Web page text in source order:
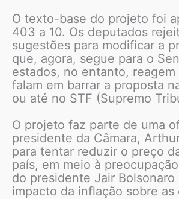
O texto-base do projeto foi
403 a 10. Os deputados
sugestões para modificar a
que, agora, segue para o
estados, no entanto,
falam em barrar a proposta
ou até no STF (Supremo
O projeto faz parte de uma
presidente da Câmara,
para tentar reduzir o preço
país, em meio à
do presidente Jair Bolsonaro
impacto da inflação sobre as